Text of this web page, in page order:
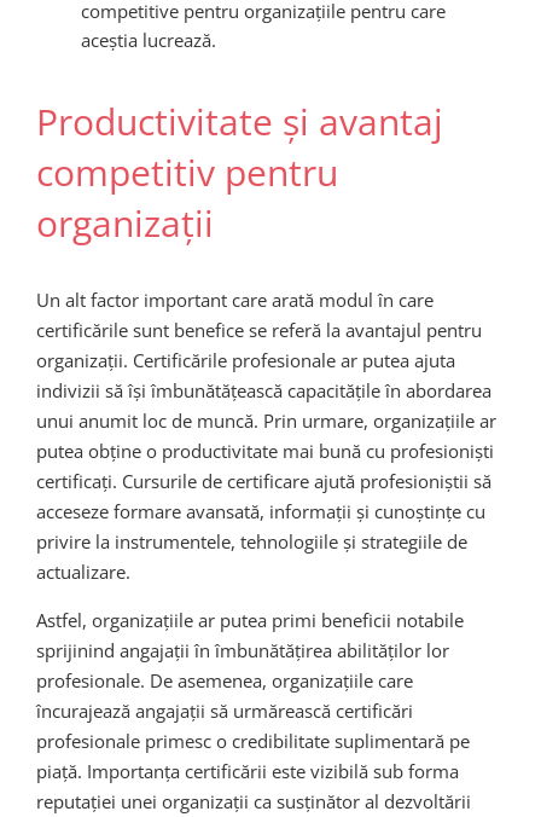
competitive pentru organizațiile pentru care
aceștia lucrează.
Productivitate și avantaj
competitiv pentru
organizații
Un alt factor important care arată modul în care
certificările sunt benefice se referă la avantajul pentru
organizații. Certificările profesionale ar putea ajuta
indivizii să își îmbunătățească capacitățile în abordarea
unui anumit loc de muncă. Prin urmare, organizațiile ar
putea obține o productivitate mai bună cu profesioniști
certificați. Cursurile de certificare ajută profesioniștii să
acceseze formare avansată, informații și cunoștințe cu
privire la instrumentele, tehnologiile și strategiile de
actualizare.
Astfel, organizațiile ar putea primi beneficii notabile
sprijinind angajații în îmbunătățirea abilităților lor
profesionale. De asemenea, organizațiile care
încurajează angajații să urmărească certificări
profesionale primesc o credibilitate suplimentară pe
piață. Importanța certificării este vizibilă sub forma
reputației unei organizații ca susținător al dezvoltării